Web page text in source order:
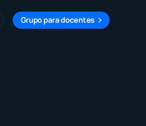
Grupo para docentes